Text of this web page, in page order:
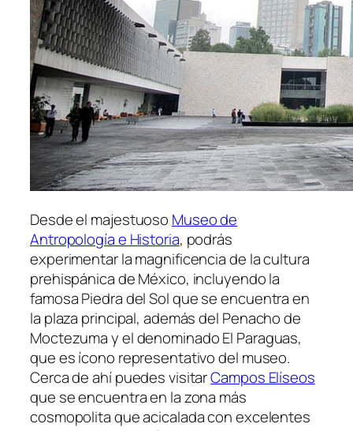
Desde el majestuoso Museo de
Antropología e Historia, podrás
experimentar la magnificencia de la cultura
prehispánica de México, incluyendo la
famosaPiedra del Solque se encuentra en
la plaza principal, además del Penacho de
Moctezuma y el denominado El Paraguas,
que es ícono representativo del museo.
Cerca de ahí puedes visitarCampos Elíseos
que se encuentra en la zona más
cosmopolita que acicalada con excelentes